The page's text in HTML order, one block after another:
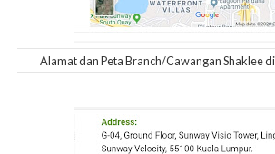
Alamat dan Peta Branch/Cawangan Shaklee